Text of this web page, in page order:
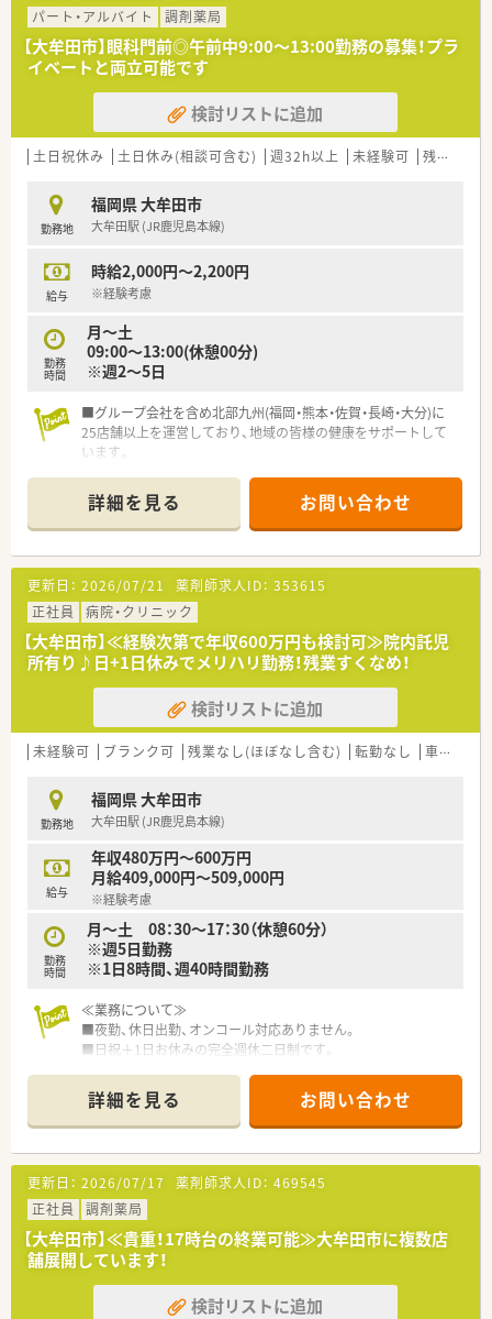
パート・アルバイト
調剤薬局
【大牟田市】眼科門前◎午前中9:00～13:00勤務の募集！プラ
イベートと両立可能です
検討リストに追加
土日祝休み 土日休み(相談可含む) 週32h以上 未経験可 残業なし(ほぼなし含む)
勤務地
福岡県 大牟田市
大牟田駅 (JR鹿児島本線)
給与
時給2,000円～2,200円
※経験考慮
勤務
時間
月～土
09:00～13:00(休憩00分)
※週2～5日
■グループ会社を含め北部九州(福岡・熊本・佐賀・長崎・大分)に
25店舗以上を運営しており、地域の皆様の健康をサポートして
います。
を持つ150床の病院の門前薬局までと幅広いフィールドがあり、
自分が“理想”とする薬剤師像へと成長できる環境が整っていま
す。
■勤務している薬剤師は、入社数年目から数十年というベテラン
まで多数活躍しており、
アットホームな雰囲気の職場なので、いきいきと楽しく働けま
す。
■ワークライフバランスも考えた職場のため、育児休暇はもちろ
ん子供がいる“ママ薬剤師”が多数活躍しています。
■年間休日は110日前後で月8～10日の「終日」のお休みです。
■設備や教育にも力をいれており、全店電子薬暦の導入や、研修
体制も新人研修から全体研修まで定期的に行っています。
■認定薬剤師取得も支援していますので、Webラーニングとい
った設備も充実しています。
詳細を見る お問い合わせ
更新日： 2026/07/21 薬剤師求人ID： 353615
正社員
病院・クリニック
【大牟田市】≪経験次第で年収600万円も検討可≫院内託児
所有り♪日+1日休みでメリハリ勤務！残業すくなめ！
検討リストに追加
未経験可 ブランク可 残業なし(ほぼなし含む) 転勤なし 車通勤可
勤務地
福岡県 大牟田市
大牟田駅 (JR鹿児島本線)
給与
年収480万円～600万円
月給409,000円～509,000円
※経験考慮
勤務
時間
月～土 08：30～17：30（休憩60分）
※週5日勤務
※1日8時間、週40時間勤務
≪業務について≫
■夜勤、休日出勤、オンコール対応ありません。
■日祝＋1日お休みの完全週休二日制です。
■残業時間は月5時間程と少なめです。
■外来は院内での処方となります。
≪こんな病院です≫
■大牟田市にある療養型の病院です。
■内科全般、主に呼吸器疾患の患者さんが多い病院です。
■「町医者宣言」を掲げられており地域の皆様が気軽に相談でき
る病院を目指されています
■60床と小規模で、アットホームな空気が流れています。
■漢方専門医の資格をもった院長による漢方治療に力を入れて
います！
■院内託児所もあり、小さなお子様のいる方にもおすすめです。
詳細を見る お問い合わせ
更新日： 2026/07/17 薬剤師求人ID： 469545
正社員
調剤薬局
【大牟田市】≪貴重！17時台の終業可能≫大牟田市に複数店
舗展開しています！
検討リストに追加